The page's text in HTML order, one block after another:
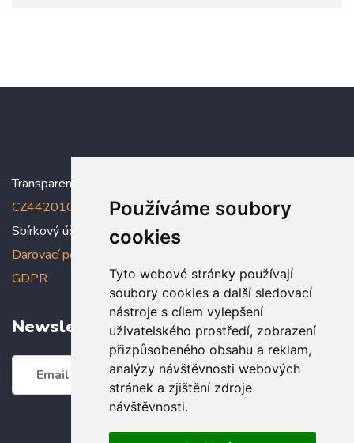
Používáme soubory
cookies
Tyto webové stránky používají
soubory cookies a další sledovací
nástroje s cílem vylepšení
uživatelského prostředí, zobrazení
přizpůsobeného obsahu a reklam,
analýzy návštěvnosti webových
stránek a zjištění zdroje
návštěvnosti.
Transparentní účet:
CZ4420100000005005005006
Sbírkový účet: 5005005022/2010
Darovací podmínky
GDPR
Newsletter
Odebírat